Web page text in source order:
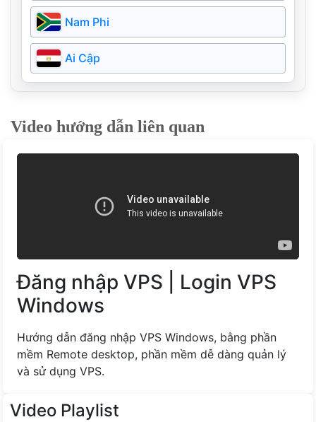
Campuchia
Bangladesh
Myanmar
Bahrain
Nga
Ireland
Bồ Đào Nha
Phần Lan
Đan Mạch
Romania
Argentina
Nam Phi
Ai Cập
Video hướng dẫn liên quan
Đăng nhập VPS | Login VPS
Windows
Hướng dẫn đăng nhập VPS Windows, bằng phần
mềm Remote desktop, phần mềm dễ dàng quản lý
và sử dụng VPS.
Video Playlist